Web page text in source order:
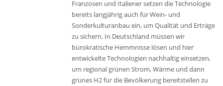
Franzosen und Italiener setzen die Technologie
bereits langjährig auch für Wein- und
Sonderkulturanbau ein, um Qualität und Erträge
zu sichern. In Deutschland müssen wir
bürokratische Hemmnisse lösen und hier
entwickelte Technologien nachhaltig einsetzen,
um regional grünen Strom, Wärme und dann
grünes H2 für die Bevölkerung bereitstellen zu